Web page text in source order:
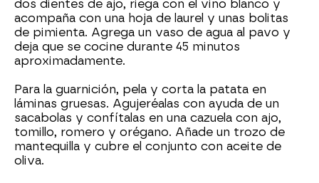
dos dientes de ajo, riega con el vino blanco y
acompaña con una hoja de laurel y unas bolitas
de pimienta. Agrega un vaso de agua al pavo y
deja que se cocine durante 45 minutos
aproximadamente.
Para la guarnición, pela y corta la patata en
láminas gruesas. Agujeréalas con ayuda de un
sacabolas y confítalas en una cazuela con ajo,
tomillo, romero y orégano. Añade un trozo de
mantequilla y cubre el conjunto con aceite de
oliva.